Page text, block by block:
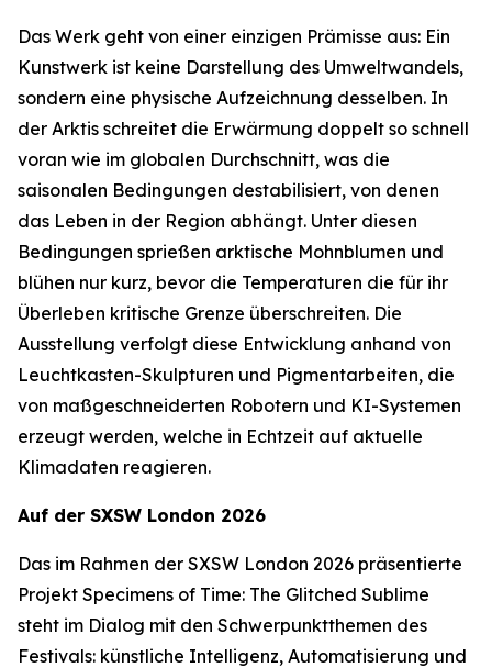
Das Werk geht von einer einzigen Prämisse aus: Ein
Kunstwerk ist keine Darstellung des Umweltwandels,
sondern eine physische Aufzeichnung desselben. In
der Arktis schreitet die Erwärmung doppelt so schnell
voran wie im globalen Durchschnitt, was die
saisonalen Bedingungen destabilisiert, von denen
das Leben in der Region abhängt. Unter diesen
Bedingungen sprießen arktische Mohnblumen und
blühen nur kurz, bevor die Temperaturen die für ihr
Überleben kritische Grenze überschreiten. Die
Ausstellung verfolgt diese Entwicklung anhand von
Leuchtkasten-Skulpturen und Pigmentarbeiten, die
von maßgeschneiderten Robotern und KI-Systemen
erzeugt werden, welche in Echtzeit auf aktuelle
Klimadaten reagieren.
Auf der SXSW London 2026
Das im Rahmen der SXSW London 2026 präsentierte
Projekt Specimens of Time: The Glitched Sublime
steht im Dialog mit den Schwerpunktthemen des
Festivals: künstliche Intelligenz, Automatisierung und